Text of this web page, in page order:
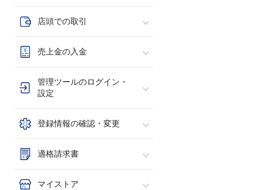
店頭での取引
売上金の入金
管理ツールのログイン・
設定
登録情報の確認・変更
適格請求書
マイストア